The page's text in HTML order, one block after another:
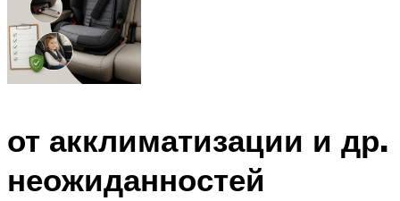
от акклиматизации и др.
неожиданностей